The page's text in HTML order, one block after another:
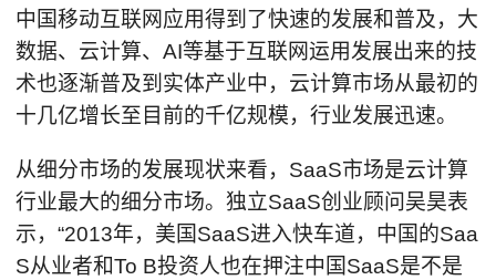
中国移动互联网应用得到了快速的发展和普及，大
数据、云计算、AI等基于互联网运用发展出来的技
术也逐渐普及到实体产业中，云计算市场从最初的
十几亿增长至目前的千亿规模，行业发展迅速。
从细分市场的发展现状来看，SaaS市场是云计算
行业最大的细分市场。独立SaaS创业顾问吴昊表
示，“2013年，美国SaaS进入快车道，中国的Saa
S从业者和To B投资人也在押注中国SaaS是不是